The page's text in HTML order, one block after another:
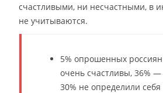
счастливыми, ни несчастными, в
не учитываются.
5% опрошенных
очень счастливы, 36% —
30% не определили себя